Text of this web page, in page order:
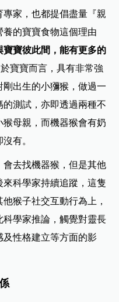
家，也都提倡盡量『親
的寶寶食物這個理由
寶彼此間，能有更多的
寶寶而言，具有非常強
出生的小獼猴，做過一
測試，亦即透過兩種不
母親，而機器猴會有奶
有。
去找機器猴，但是其他
科學家持續追蹤，這隻
猴子社交互動行為上，
學家推論，觸覺對靈長
性格建立等方面的影